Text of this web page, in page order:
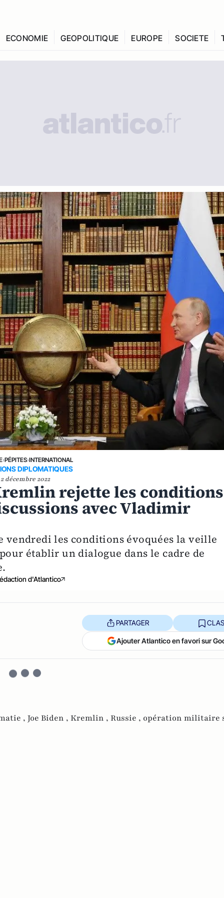
ECONOMIE GEOPOLITIQUE EUROPE SOCIETE
›PÉPITES›INTERNATIONAL
DIPLOMATIQUES
2 décembre 2022
rejette les conditions
avec Vladimir
vendredi les conditions évoquées la veille
établir un dialogue dans le cadre de
d'Atlantico
PARTAGER
Ajouter Atlantico en favori sur
, Joe Biden , Kremlin , Russie , opération militaire